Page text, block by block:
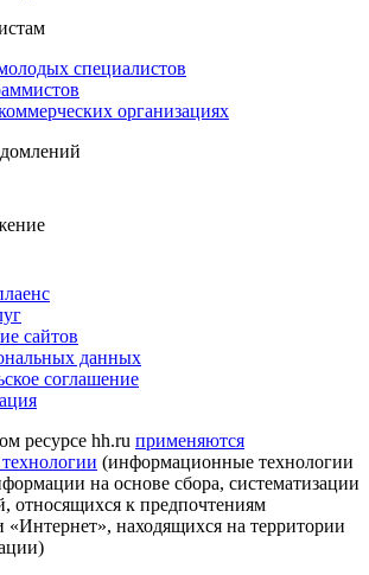
специалистов
организациях
сайтов
данных
соглашение
ресурсе hh.ru применяются
(информационные технологии
на основе сбора, систематизации
относящихся к предпочтениям
«Интернет», находящихся на территории